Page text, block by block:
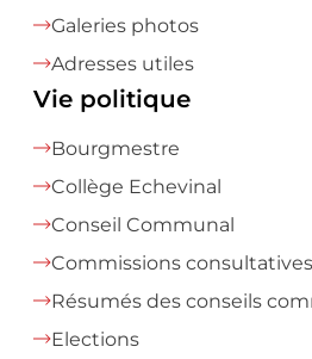
Galeries photos
Adresses utiles
Vie politique
Bourgmestre
Collège Echevinal
Conseil Communal
Commissions consultatives
Résumés des conseils
Elections